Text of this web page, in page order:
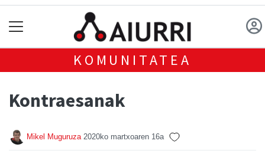
KOMUNITATEA
Kontraesanak
Mikel Muguruza 2020ko martxoaren 16a